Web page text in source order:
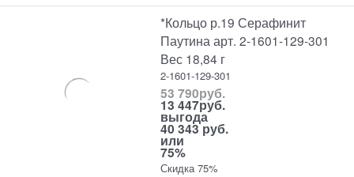
*Кольцо р.19 Серафинит
Паутина арт. 2-1601-129-301
Вес 18,84 г
2-1601-129-301
53 790руб.
13 447руб.
выгода
40 343 руб.
или
75%
Скидка 75%